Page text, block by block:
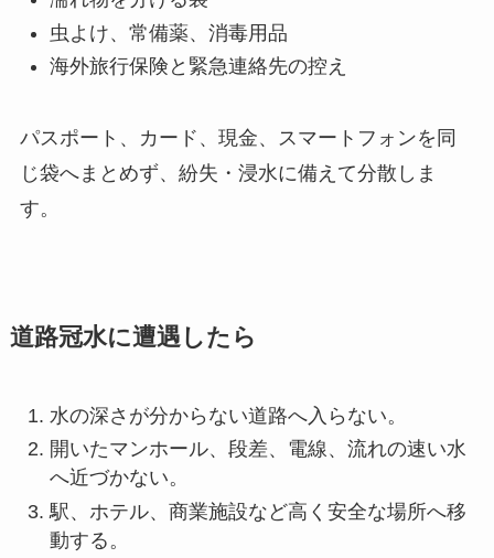
虫よけ、常備薬、消毒用品
海外旅行保険と緊急連絡先の控え
パスポート、カード、現金、スマートフォンを同
じ袋へまとめず、紛失・浸水に備えて分散しま
す。
道路冠水に遭遇したら
水の深さが分からない道路へ入らない。
開いたマンホール、段差、電線、流れの速い水
へ近づかない。
駅、ホテル、商業施設など高く安全な場所へ移
動する。